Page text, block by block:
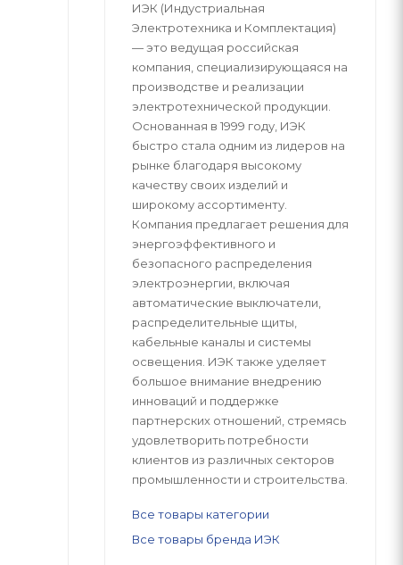
ИЭК (Индустриальная
Электротехника и Комплектация)
— это ведущая российская
компания, специализирующаяся на
производстве и реализации
электротехнической продукции.
Основанная в 1999 году, ИЭК
быстро стала одним из лидеров на
рынке благодаря высокому
качеству своих изделий и
широкому ассортименту.
Компания предлагает решения для
энергоэффективного и
безопасного распределения
электроэнергии, включая
автоматические выключатели,
распределительные щиты,
кабельные каналы и системы
освещения. ИЭК также уделяет
большое внимание внедрению
инноваций и поддержке
партнерских отношений, стремясь
удовлетворить потребности
клиентов из различных секторов
промышленности и строительства.
Все товары категории
Все товары бренда ИЭК